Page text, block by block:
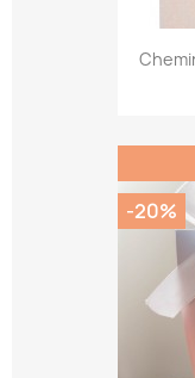
-20%